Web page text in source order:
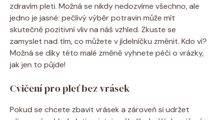
zdravím pleti. Možná se nikdy nedozvíme všechno, ale
jedno je jasné: pečlivý výběr potravin může mít
skutečně pozitivní vliv na náš vzhled. Zkuste se
zamyslet nad tím, co můžete v jídelníčku změnit. Kdo ví?
Možná se díky této malé změně vyhnete péči o vrázky,
jak jen to půjde!
Cvičení pro pleť bez vrásek
Pokud se chcete zbavit vrásek a zároveň si udržet